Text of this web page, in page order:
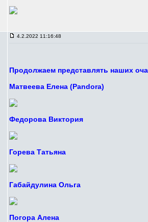
4.2.2022 11:16:48
Продолжаем представлять наших
Матвеева Елена (Pandora)
Федорова Виктория
Горева Татьяна
Габайдулина Ольга
Погора Алена